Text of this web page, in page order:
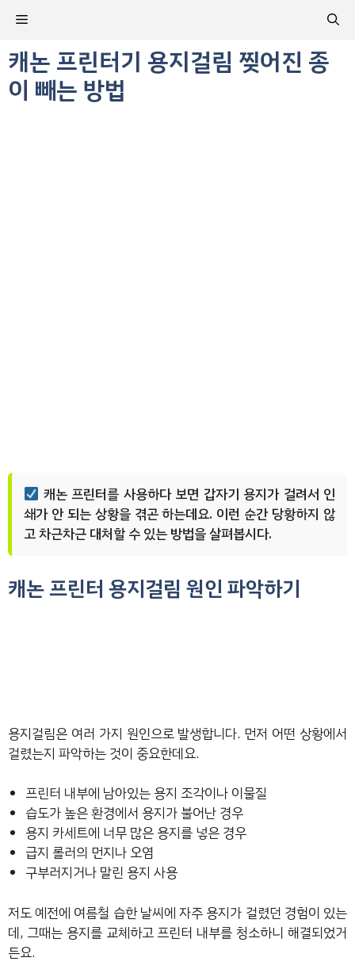
츠
로
건
메
뉴
캐논 프린터기 용지걸림 찢어진 종
이 빼는 방법
캐논 프린터를 사용하다 보면 갑자기 용지가 걸려서 인
쇄가 안 되는 상황을 겪곤 하는데요. 이런 순간 당황하지 않
고 차근차근 대처할 수 있는 방법을 살펴봅시다.
캐논 프린터 용지걸림 원인 파악하기
용지걸림은 여러 가지 원인으로 발생합니다. 먼저 어떤 상황에서
걸렸는지 파악하는 것이 중요한데요.
프린터 내부에 남아있는 용지 조각이나 이물질
습도가 높은 환경에서 용지가 불어난 경우
용지 카세트에 너무 많은 용지를 넣은 경우
급지 롤러의 먼지나 오염
구부러지거나 말린 용지 사용
저도 예전에 여름철 습한 날씨에 자주 용지가 걸렸던 경험이 있는
데, 그때는 용지를 교체하고 프린터 내부를 청소하니 해결되었거
든요.